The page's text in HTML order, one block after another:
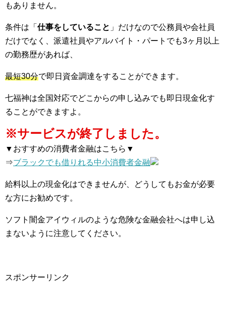
もありません。
条件は「 仕事をしていること 」だけなので公務員や会社員
だけでなく、派遣社員やアルバイト・パートでも3ヶ月以上
の勤務歴があれば、
最短30分で即日資金調達をすることができます。
七福神は全国対応でどこからの申し込みでも即日現金化す
ることができますよ。
※サービスが終了しました。
▼おすすめの消費者金融はこちら▼
⇒ブラックでも借りれる中小消費者金融
給料以上の現金化はできませんが、どうしてもお金が必要
な方にお勧めです。
ソフト闇金アイウィルのような危険な金融会社へは申し込
まないように注意してください。
スポンサーリンク